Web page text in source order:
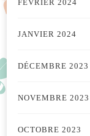
FÉVRIER 2024
JANVIER 2024
DÉCEMBRE 2023
NOVEMBRE 2023
OCTOBRE 2023